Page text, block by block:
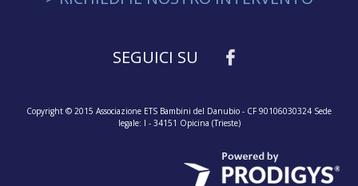
SEGUICI SU
Copyright © 2015 Associazione ETS Bambini del Danubio - CF 90106030324 Sede
legale: I - 34151 Opicina (Trieste)